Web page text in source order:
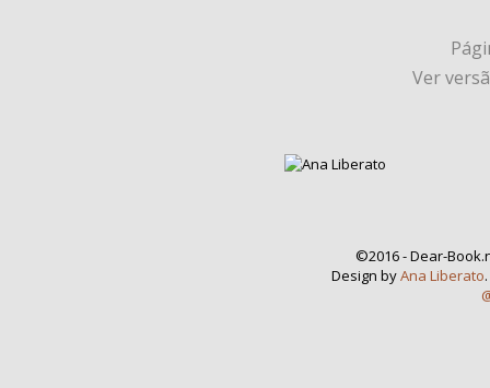
Ver
©2016 - Dear-
Design byAna Liberato